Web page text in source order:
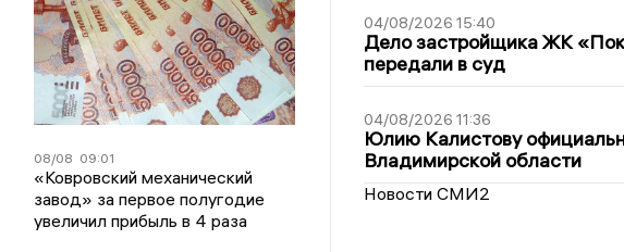
08/08 09:01
«Ковровский механический
завод» за первое полугодие
увеличил прибыль в 4 раза
04/08/2026 15:40
Дело застройщика ЖК
передали в суд
04/08/2026 11:36
Юлию Калистову
Владимирской области
Новости СМИ2